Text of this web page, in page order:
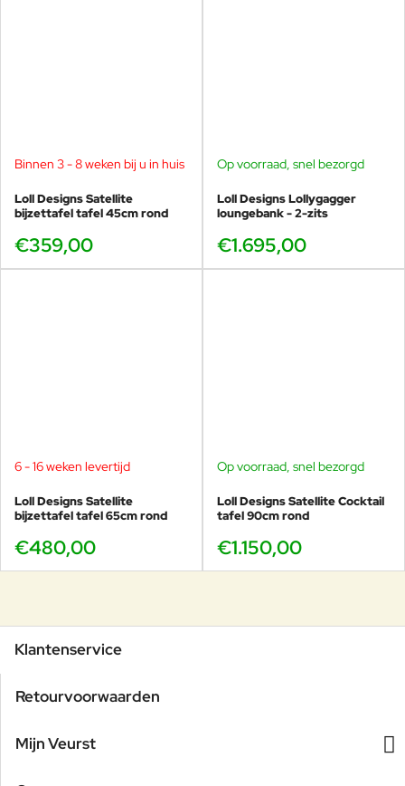
Binnen 3 - 8 weken bij u in huis
Loll Designs Satellite
bijzettafel tafel 45cm rond
€359,00
Op voorraad, snel bezorgd
Loll Designs Lollygagger
loungebank - 2-zits
€1.695,00
6 - 16 weken levertijd
Loll Designs Satellite
bijzettafel tafel 65cm rond
€480,00
Op voorraad, snel bezorgd
Loll Designs Satellite Cocktail
tafel 90cm rond
€1.150,00
Klantenservice
Retourvoorwaarden
Mijn Veurst